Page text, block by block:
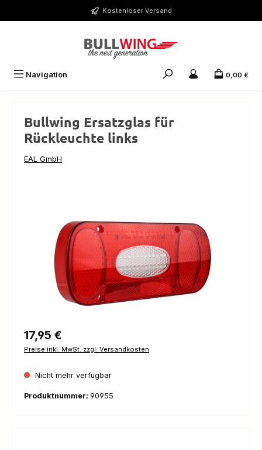
Zum Hauptinhalt springen Kostenloser Versand
Navigation 0,00 €
Bullwing Ersatzglas für
Rückleuchte links
EAL GmbH
Regulärer Preis:
17,95 €
Preise inkl. MwSt. zzgl. Versandkosten
Nicht mehr verfügbar
Produktnummer: 90955